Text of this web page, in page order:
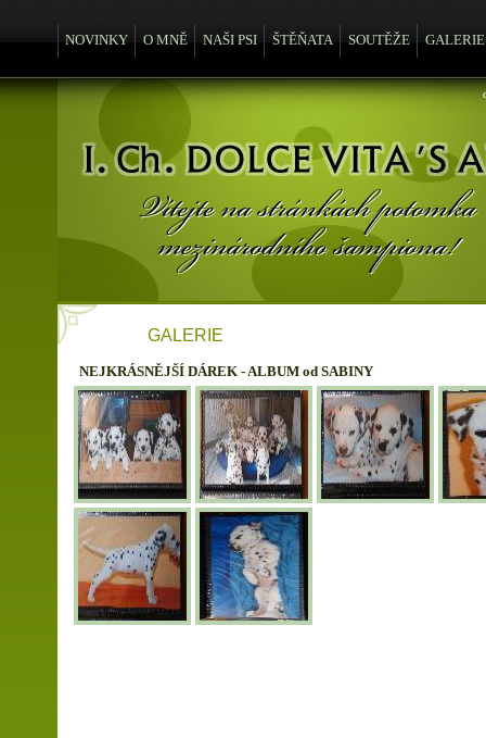
NOVINKY O MNĚ NAŠI PSI ŠTĚŇATA SOUTĚŽE GALERIE
GALERIE
NEJKRÁSNĚJŠÍ DÁREK - ALBUM od SABINY